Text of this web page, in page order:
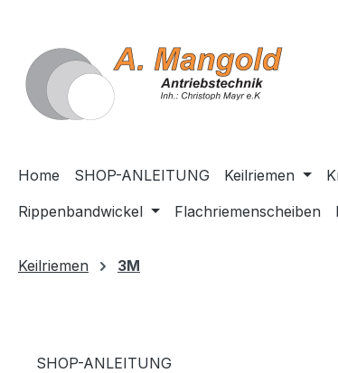
Home SHOP-ANLEITUNG Keilriemen
Rippenbandwickel
Flachriemenscheiben
Keilriemen 3M
SHOP-ANLEITUNG